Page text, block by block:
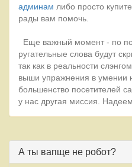
админам либо просто
рады вам помочь.
Еще важный момент - по
ругательные слова будут
так как в реальности
выши упражнения в умении
большенство посетителей
у нас другая миссия.
А ты вапще не робот?